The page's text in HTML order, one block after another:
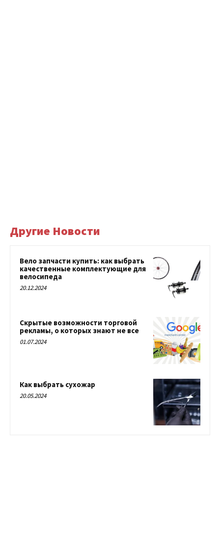
Другие Новости
Вело запчасти купить: как выбрать
качественные комплектующие для
велосипеда
20.12.2024
Скрытые возможности торговой
рекламы, о которых знают не все
01.07.2024
Как выбрать сухожар
20.05.2024